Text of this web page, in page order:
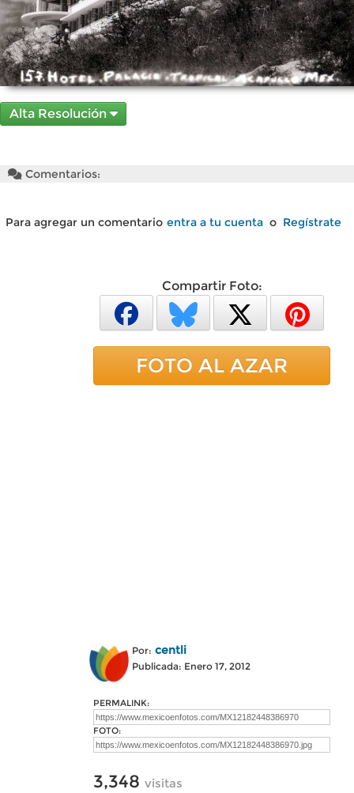
Alta Resolución
Comentarios:
Para agregar un comentario entra a tu cuenta o Regístrate
Compartir Foto:
FOTO AL AZAR
Por: centli
Publicada: Enero 17, 2012
PERMALINK:
FOTO:
3,348 visitas